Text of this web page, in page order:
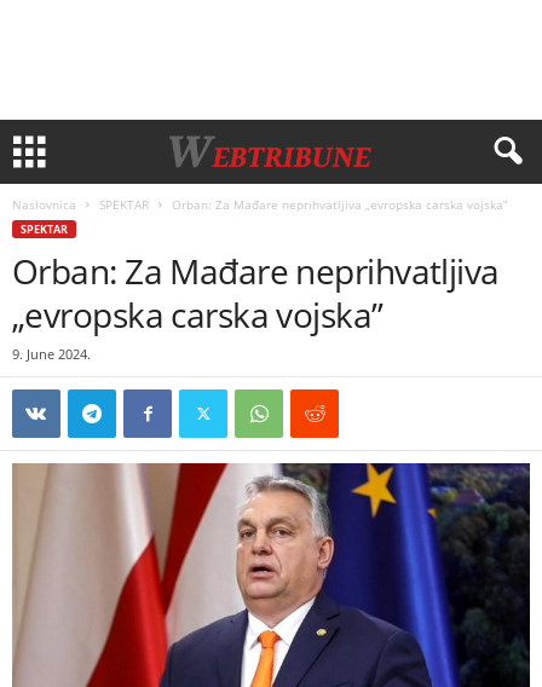
Naslovnica SPEKTAR Orban: Za Mađare neprihvatljiva „evropska carska vojska”
SPEKTAR
Orban: Za Mađare neprihvatljiva
„evropska carska vojska”
9. June 2024.